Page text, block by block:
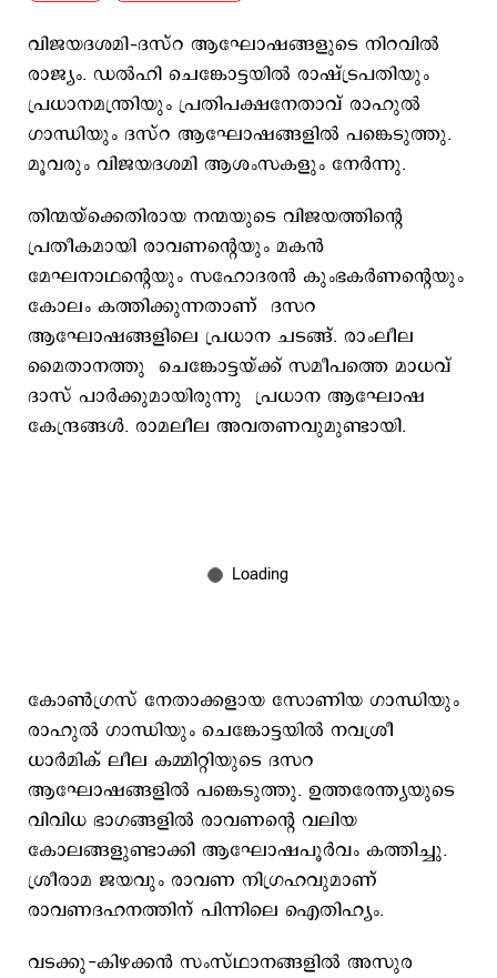
വിജയദശമി–ദസ്റ ആഘോഷങ്ങളുടെ നിറവില്‍
രാജ്യം. ഡല്‍ഹി ചെങ്കോട്ടയില്‍ രാഷ്ട്രപതിയും
പ്രധാനമന്ത്രിയും പ്രതിപക്ഷനേതാവ് രാഹുല്‍
ഗാന്ധിയും ദസ്റ ആഘോഷങ്ങളില്‍ പങ്കെടുത്തു.
മൂവരും വിജയദശമി ആശംസകളും നേര്‍ന്നു.
തിന്മയ്‌ക്കെതിരായ നന്മയുടെ വിജയത്തിന്‍റെ
പ്രതീകമായി രാവണന്‍റെയും മകൻ
മേഘനാഥന്‍റെയും സഹോദരൻ കുംഭകര്‍ണന്‍റെയും
കോലം കത്തിക്കുന്നതാണ് ദസറ
ആഘോഷങ്ങളിലെ പ്രധാന ചടങ്ങ്. രാംലീല
മൈതാനത്തു ചെങ്കോട്ടയ്ക്ക് സമീപത്തെ മാധവ്
ദാസ് പാർക്കുമായിരുന്നു പ്രധാന ആഘോഷ
കേന്ദ്രങ്ങള്‍. രാമലീല അവതണവുമുണ്ടായി.
കോണ്‍ഗ്രസ് നേതാക്കളായ സോണിയ ഗാന്ധിയും
രാഹുല്‍ ഗാന്ധിയും ചെങ്കോട്ടയില്‍ നവശ്രീ
ധാർമിക് ലീല കമ്മിറ്റിയുടെ ദസറ
ആഘോഷങ്ങളില്‍ പങ്കെടുത്തു. ഉത്തരേന്ത്യയുടെ
വിവിധ ഭാഗങ്ങളിൽ രാവണന്റെ വലിയ
കോലങ്ങളുണ്ടാക്കി ആഘോഷപൂർവം കത്തിച്ചു.
ശ്രീരാമ ജയവും രാവണ നിഗ്രഹവുമാണ്
രാവണദഹനത്തിന് പിന്നിലെ ഐതിഹ്യം.
വടക്കു-കിഴക്കൻ സംസ്ഥാനങ്ങളിൽ അസുര